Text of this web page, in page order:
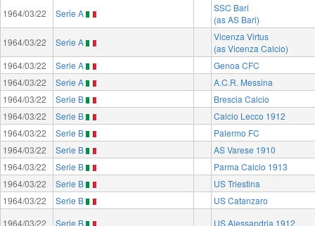
1964/03/22
Serie A
SSC Bari
(as AS Bari)
1964/03/22
Serie A
Vicenza Virtus
(as Vicenza Calcio)
1964/03/22
Serie A
Genoa CFC
1964/03/22
Serie A
A.C.R. Messina
1964/03/22
Serie B
Brescia Calcio
1964/03/22
Serie B
Calcio Lecco 1912
1964/03/22
Serie B
Palermo FC
1964/03/22
Serie B
AS Varese 1910
1964/03/22
Serie B
Parma Calcio 1913
1964/03/22
Serie B
US Triestina
1964/03/22
Serie B
US Catanzaro
1964/03/22
Serie B US Alessandria 1912